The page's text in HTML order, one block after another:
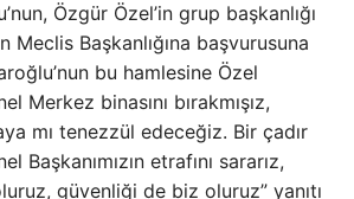
Özgür Özel’in grup başkanlığı
Meclis Başkanlığına başvurusuna
bu hamlesine Özel
Merkez binasını bırakmışız,
mı tenezzül edeceğiz. Bir çadır
Başkanımızın etrafını sararız,
güvenliği de biz oluruz” yanıtı